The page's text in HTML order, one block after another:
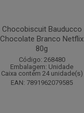
Chocobiscuit Bauducco
Chocolate Branco Netflix
80g
Código: 268480
Embalagem: Unidade
Caixa contém 24 unidade(s)
EAN: 7891962079585